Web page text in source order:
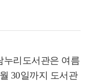
누리도서관은 여름
월 30일까지 도서관